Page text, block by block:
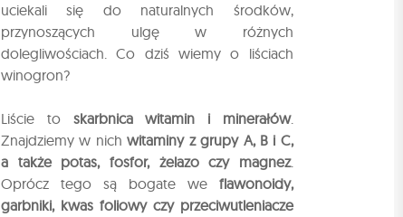
uciekali się do naturalnych środków,
przynoszących ulgę w różnych
dolegliwościach. Co dziś wiemy o liściach
winogron?
Liście to skarbnica witamin i minerałów.
Znajdziemy w nichwitaminy z grupy A, B i C,
a także potas, fosfor, żelazo czy magnez.
Oprócz tego są bogate we flawonoidy,
garbniki, kwas foliowy czy przeciwutleniacze